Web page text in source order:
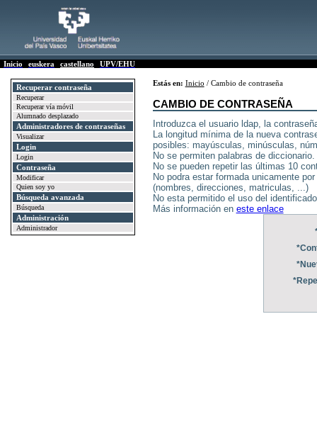
Inicio euskera castellano UPV/EHU
Recuperar contraseña
Recuperar
Recuperar vía móvil
Alumnado desplazado
Administradores de contraseñas
Visualizar
Login
Login
Contraseña
Modificar
Quien soy yo
Búsqueda avanzada
Búsqueda
Administración
Administrador
Estás en: Inicio / Cambio de contraseña
CAMBIO DE CONTRASEÑA
Introduzca el usuario ldap, la
La longitud mínima de la nueva
posibles: mayúsculas, minúsculas,
No se permiten palabras de diccionario.
No se pueden repetir las últimas 10
No podra estar formada unicamente
(nombres, direcciones, matriculas, ...)
No esta permitido el uso del
Más información en este enlace